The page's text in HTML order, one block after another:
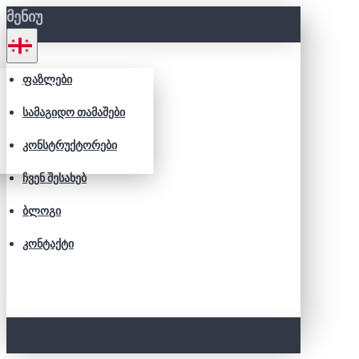
ᲛᲔᲜᲘᲣ
ᲤᲐᲖᲚᲔᲑᲘ
ᲡᲐᲛᲐᲒᲘᲓᲝ ᲗᲐᲛᲐᲨᲔᲑᲘ
ᲙᲝᲜᲡᲢᲠᲣᲥᲢᲝᲠᲔᲑᲘ
ᲩᲕᲔᲜ ᲨᲔᲡᲐᲮᲔᲑ
ᲑᲚᲝᲒᲘ
ᲙᲝᲜᲢᲐᲥᲢᲘ